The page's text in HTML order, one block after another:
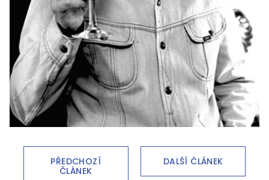
PŘEDCHOZÍ
ČLÁNEK
DALŠÍ ČLÁNEK